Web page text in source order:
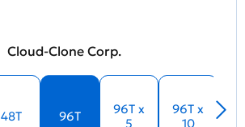
Cloud-Clone Corp.
48T 96T
96T x
5
96T x
10